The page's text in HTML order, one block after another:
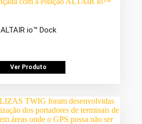
ALTAIR io™ Dock
Ver Produto